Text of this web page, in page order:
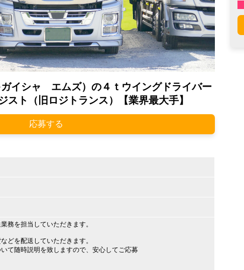
イシャ エムズ）の４ｔウイングドライバー
スト（旧ロジトランス）【業界最大手】
応募する
務を担当していただきます。
どを配送していただきます。
て随時説明を致しますので、安心してご応募